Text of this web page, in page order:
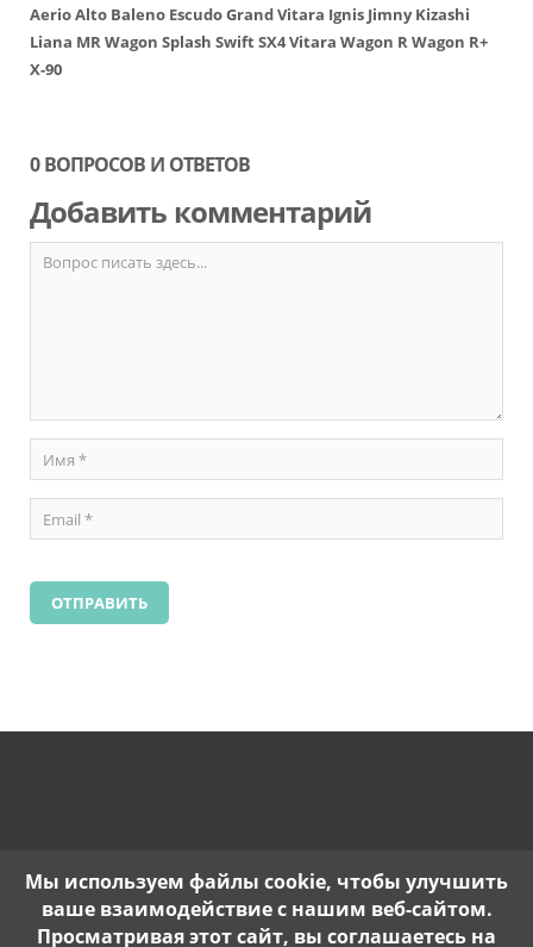
AerioAlto Baleno EscudoGrand Vitara Ignis Jimny Kizashi
Liana MR Wagon Splash SwiftSX4Vitara Wagon RWagon R+
X-90
0 ВОПРОСОВ И ОТВЕТОВ
Добавить комментарий
Мы используем файлы cookie, чтобы улучшить
ваше взаимодействие с нашим веб-сайтом.
Просматривая этот сайт, вы соглашаетесь на